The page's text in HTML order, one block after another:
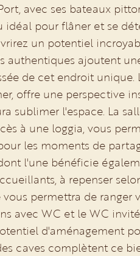
avec ses bateaux
idéal pour flâner et se
un potentiel
authentiques ajoutent
de cet endroit unique.
offre une perspective
sublimer l'espace. La
à une loggia, vous
les moments de
l'une bénéficie
à repenser
permettra de ranger
avec WC et le WC
d'aménagement
caves complètent ce